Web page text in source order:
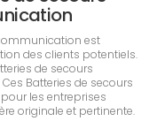
est
des clients potentiels.
de secours
Batteries de secours
les entreprises
originale et pertinente.